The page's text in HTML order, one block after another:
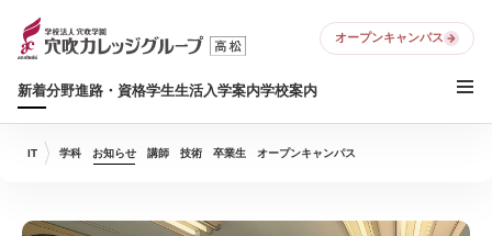
新着分野進路・資格学生生活入学案内学校案内
オープンキャンパス
IT 学科 お知らせ 講師 技術 卒業生 オープンキャンパス